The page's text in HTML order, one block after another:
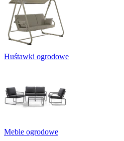
Huśtawki ogrodowe
Meble ogrodowe